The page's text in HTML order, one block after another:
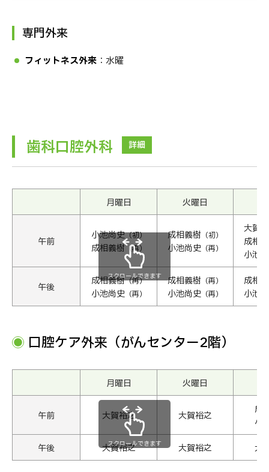
専門外来
フィットネス外来 ：水曜
歯科口腔外科 詳細
月曜日 火曜日
午前
小池尚史（初）
成相義樹（再）
成相義樹 （初）
小池尚史 （再）
大賀
成相
小池
午後
成相義樹（再）
小池尚史（再）
成相義樹 （再）
小池尚史 （再）
成相
小池
スクロールできます
口腔ケア外来（がんセンター2階）
月曜日 火曜日
午前 大賀裕之 大賀裕之
成
小
午後 大賀裕之 大賀裕之 大
スクロールできます